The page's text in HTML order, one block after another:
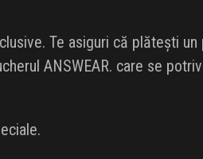
Te asiguri că plătești un
ANSWEAR. care se